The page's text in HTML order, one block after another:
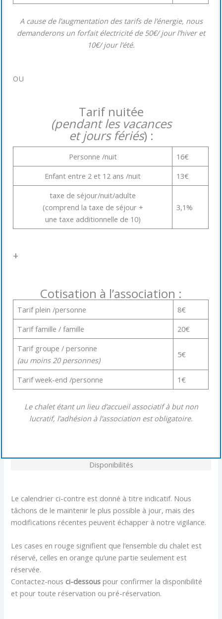
A cause de l’augmentation des tarifs de l’énergie, nous
demanderons un forfait électricité de 50€/ jour l’hiver et
10€/ jour l’été.
OU
Tarif nuitée
(pendant les vacances
et jours fériés) :
Personne /nuit
16€
Enfant entre 2 et 12 ans /nuit
13€
taxe de séjour/nuit/adulte
(comprend la taxe de séjour +
une taxe additionnelle de 10)
3,1%
+
Cotisation à l’association :
Tarif plein /personne
8€
Tarif famille / famille
20€
Tarif groupe / personne
(au moins 20 personnes)
5€
Tarif week-end /personne 1€
Le chalet étant un lieu d’accueil associatif à but non
lucratif, l’adhésion à l’association est obligatoire.
Disponibilités
Le calendrier ci-contre est donné à titre indicatif. Nous
tâchons de le maintenir le plus possible à jour, mais des
modifications récentes peuvent échapper à notre vigilance.
Les cases en rouge signifient que l’ensemble du chalet est
réservé, celles en orange qu’une partie seulement est
réservée.
Contactez-nous ci-dessouspour confirmer la disponibilité
et pour toute réservation ou pré-réservation.